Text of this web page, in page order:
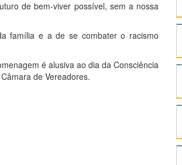
de bem-viver possível, sem a nossa
família e a de se combater o racismo
é alusiva ao dia da Consciência
de Vereadores.